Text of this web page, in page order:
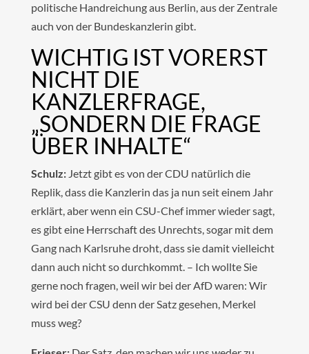
politische Handreichung aus Berlin, aus der Zentrale
auch von der Bundeskanzlerin gibt.
WICHTIG IST VORERST
NICHT DIE
KANZLERFRAGE,
„SONDERN DIE FRAGE
ÜBER INHALTE“
Schulz:Jetzt gibt es von der CDU natürlich die
Replik, dass die Kanzlerin das ja nun seit einem Jahr
erklärt, aber wenn ein CSU-Chef immer wieder sagt,
es gibt eine Herrschaft des Unrechts, sogar mit dem
Gang nach Karlsruhe droht, dass sie damit vielleicht
dann auch nicht so durchkommt. – Ich wollte Sie
gerne noch fragen, weil wir bei der AfD waren: Wir
wird bei der CSU denn der Satz gesehen, Merkel
muss weg?